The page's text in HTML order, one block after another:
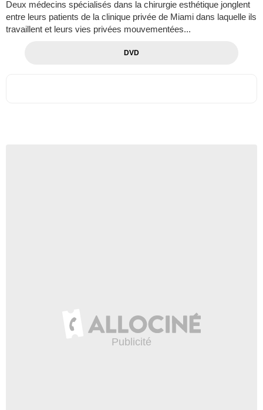
Deux médecins spécialisés dans la chirurgie esthétique jonglent
entre leurs patients de la clinique privée de Miami dans laquelle ils
travaillent et leurs vies privées mouvementées...
DVD